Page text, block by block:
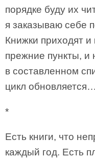
порядке буду их
я заказываю себе
Книжки приходят и
прежние пункты, и
в составленном
цикл обновляется…
*
Есть книги, что
каждый год. Есть